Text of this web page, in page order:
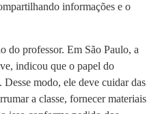
informações e o
do professor. Em São Paulo, a
indicou que o papel do
modo, ele deve cuidar das
a classe, fornecer materiais